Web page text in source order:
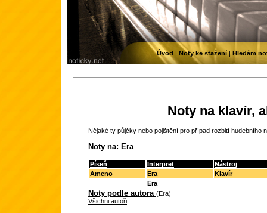
Noty na klavír,
Nějaké ty půjčky nebo pojištění pro případ rozbití hudebního
Noty na: Era
Píseň Interpret
Nástroj
Ameno
Era
Klavír
Era
Noty podle autora (Era)
Všichni autoři
Úvod | Noty ke stažení| Hledám